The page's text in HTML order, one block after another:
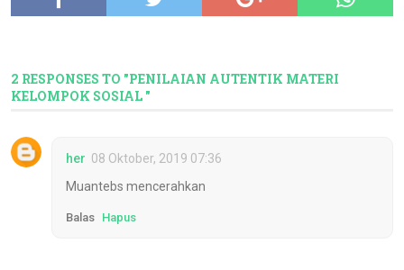
2 RESPONSES TO "PENILAIAN AUTENTIK MATERI
KELOMPOK SOSIAL "
her 08 Oktober, 2019 07:36
Muantebs mencerahkan
Balas Hapus